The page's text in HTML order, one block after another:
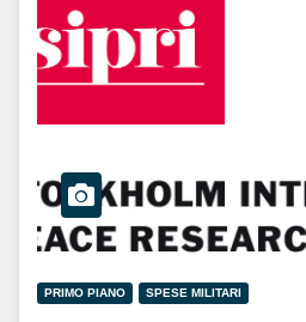
PRIMO PIANO SPESE MILITARI